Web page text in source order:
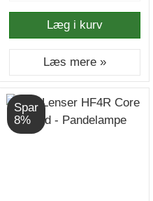
Læg i kurv
Læs mere »
Spar
8%